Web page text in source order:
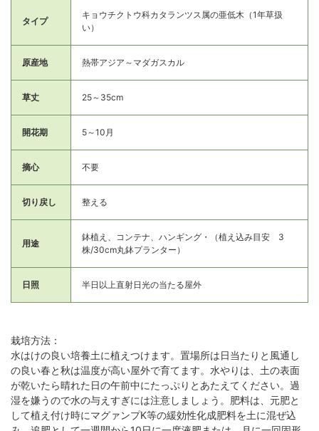
タイプ
キョウチクトウ科カタランツス属の亜低木（1年草扱
い）
原産地 熱帯アジア～マダガスカル
草丈 25～35cm
開花期 5～10月
摘心 不要
切り戻し 整える
用途
鉢植え、コンテナ、ハンギング・（植え込み目安 3
株/30cm丸鉢プランター）
日照 半日以上直射日光の当たる屋外
栽培方法：
水はけの良い培養土に植えつけます。置場所は日当たりと風通し
の良い春と秋は温度が高い屋外で育てます。水やりは、土の表面
が乾いたら晴れた日の午前中にたっぷりとあたえてください。過
湿を嫌うので水の与えすぎには注意しましょう。肥料は、元肥と
して植え付け時にマグァンプK等の緩効性化成肥料を土に混ぜ込